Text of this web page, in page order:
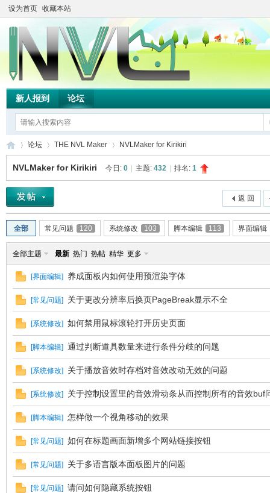
设为首页 收藏本站
新人报到 论坛
TH»
论坛
›
THE NVL Maker NVLMaker for Kirikiri
NVLMaker for Kirikiri 今日: 0 主题: 432 排名: 1
返 回
全部 常见问题 120 系统修改 103 脚本编辑 113 界面编辑
全部主题 最新 热门 热帖 精华 更多
[界面编辑] 养成面板内如何使用预渲染字体
[常见问题] 关于更改分辨率后换页PageBreak显示不全
[系统修改] 如何禁用鼠标滚轮打开历史页面
[脚本编辑] 通过判断道具数量来进行条件分歧的问题
[系统修改] 关于播放音效时存档对音效改动无效的问题
[系统修改] 关于控制设置里的音效滑动条从而控制所有的音效buf
[脚本编辑] 怎样做一个视角移动的效果
[常见问题] 如何在标题画面新增多个网站链接按钮
[常见问题] 关于多语言版本面板图片的问题
[常见问题] 请问如何隐藏系统按钮